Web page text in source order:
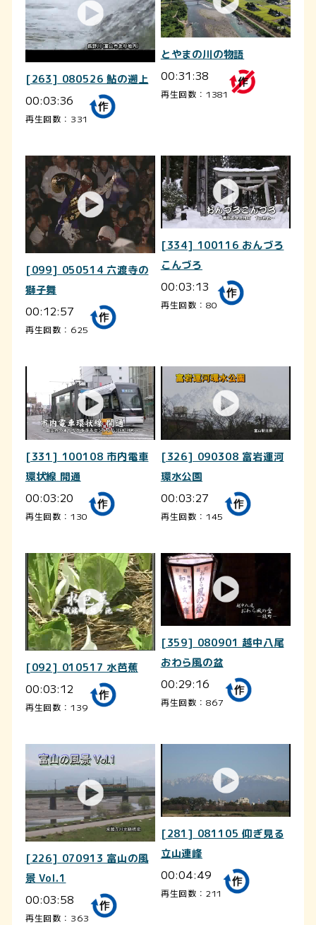
[263] 080526 鮎の遡上
00:03:36
再生回数：331
とやまの川の物語
00:31:38
再生回数：1381
[099] 050514 六渡寺の
獅子舞
00:12:57
再生回数：625
[334] 100116 おんづろ
こんづろ
00:03:13
再生回数：80
[331] 100108 市内電車
環状線 開通
00:03:20
再生回数：130
[326] 090308 富岩運河
環水公園
00:03:27
再生回数：145
[092] 010517 水芭蕉
00:03:12
再生回数：139
[359] 080901 越中八尾
おわら風の盆
00:29:16
再生回数：867
[226] 070913 富山の風
景 Vol.1
00:03:58
再生回数：363
[281] 081105 仰ぎ見る
立山連峰
00:04:49
再生回数：211